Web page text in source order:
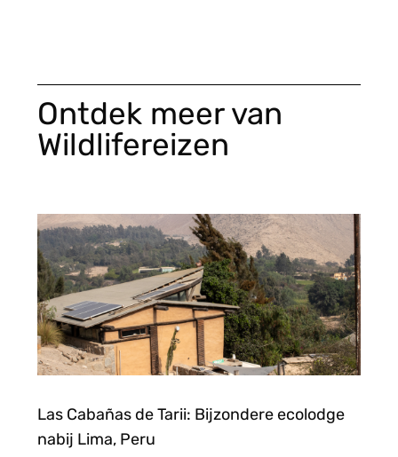
Ontdek meer van
Wildlifereizen
Las Cabañas de Tarii: Bijzondere ecolodge
nabij Lima, Peru